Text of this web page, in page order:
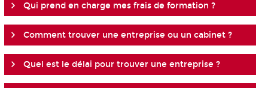
Qui prend en charge mes frais de formation ?
Comment trouver une entreprise ou un cabinet ?
Quel est le délai pour trouver une entreprise ?